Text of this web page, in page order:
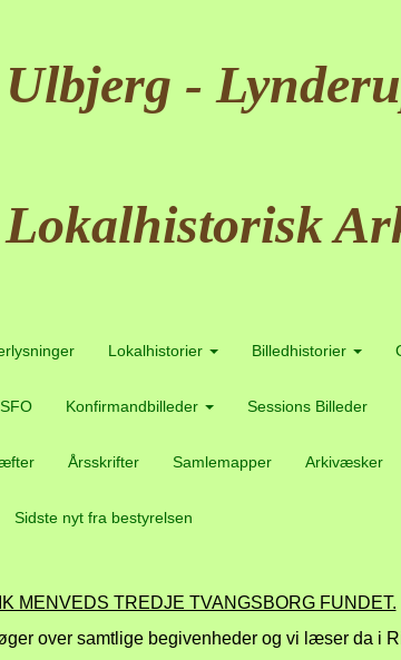
Ulbjerg -
Lokalhistorisk
Lokalhistorier Billedhistorier
SFO Konfirmandbilleder Sessions Billeder
Årsskrifter Samlemapper Arkivæsker
Sidste nyt fra bestyrelsen
MENVEDS TREDJE TVANGSBORG FUNDET.
over samtlige begivenheder og vi læser da i